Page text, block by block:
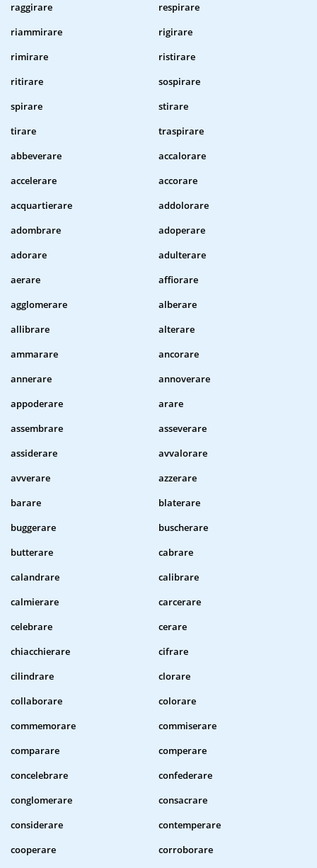
raggirare
respirare
riammirare
rigirare
rimirare
ristirare
ritirare
sospirare
spirare
stirare
tirare
traspirare
abbeverare
accalorare
accelerare
accorare
acquartierare
addolorare
adombrare
adoperare
adorare
adulterare
aerare
affiorare
agglomerare
alberare
allibrare
alterare
ammarare
ancorare
annerare
annoverare
appoderare
arare
assembrare
asseverare
assiderare
avvalorare
avverare
azzerare
barare
blaterare
buggerare
buscherare
butterare
cabrare
calandrare
calibrare
calmierare
carcerare
celebrare
cerare
chiacchierare
cifrare
cilindrare
clorare
collaborare
colorare
commemorare
commiserare
comparare
comperare
concelebrare
confederare
conglomerare
consacrare
considerare
contemperare
cooperare
corroborare